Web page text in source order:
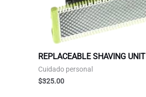
REPLACEABLE SHAVING UNIT
Cuidado personal
$325.00